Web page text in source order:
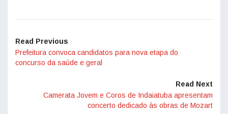
Read Previous
Prefeitura convoca candidatos para nova etapa do
concurso da saúde e geral
Read Next
Camerata Jovem e Coros de Indaiatuba apresentam
concerto dedicado às obras de Mozart